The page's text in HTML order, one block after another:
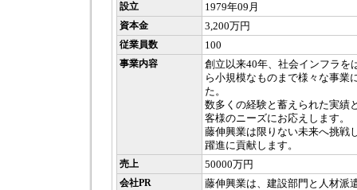
設立 1979年09月
資本金 3,200万円
従業員数 100
事業内容
創立以来40年、社会インフラを
ら小規模なものまで様々な事業
た。
数多くの経験と蓄えられた実績
客様のニーズにお応えします。
藤伸興業は限りない未来へ挑戦
躍進に貢献します。
売上 50000万円
会社PR 藤伸興業は、建設部門と人材派